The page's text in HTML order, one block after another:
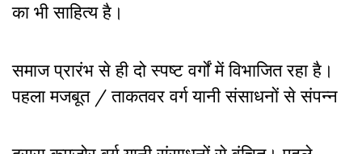
का भी साहित्य है।
समाज प्रारंभ से ही दो स्पष्ट वर्गों में विभाजित रहा है।
पहला मजबूत / ताकतवर वर्ग यानी संसाधनों से संपन्न